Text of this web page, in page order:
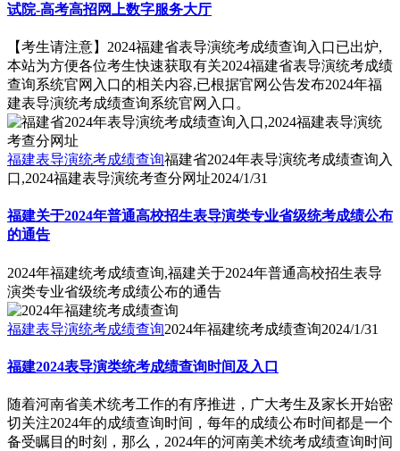
试院-高考高招网上数字服务大厅
【考生请注意】2024福建省表导演统考成绩查询入口已出炉,
本站为方便各位考生快速获取有关2024福建省表导演统考成绩
查询系统官网入口的相关内容,已根据官网公告发布2024年福
建表导演统考成绩查询系统官网入口。
福建表导演统考成绩查询福建省2024年表导演统考成绩查询入
口,2024福建表导演统考查分网址2024/1/31
福建关于2024年普通高校招生表导演类专业省级统考成绩公布
的通告
2024年福建统考成绩查询,福建关于2024年普通高校招生表导
演类专业省级统考成绩公布的通告
福建表导演统考成绩查询2024年福建统考成绩查询2024/1/31
福建2024表导演类统考成绩查询时间及入口
随着河南省美术统考工作的有序推进，广大考生及家长开始密
切关注2024年的成绩查询时间，每年的成绩公布时间都是一个
备受瞩目的时刻，那么，2024年的河南美术统考成绩查询时间